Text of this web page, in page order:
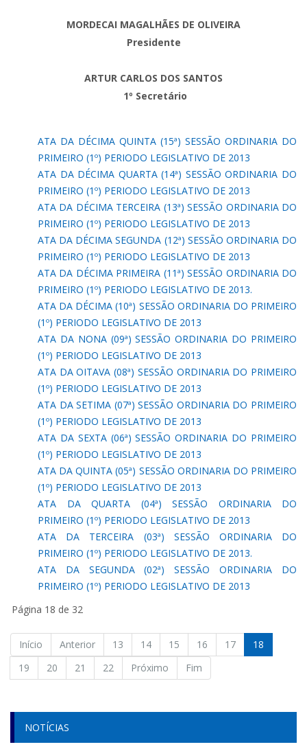
MORDECAI MAGALHÃES DE OLIVEIRA
Presidente
ARTUR CARLOS DOS SANTOS
1º Secretário
ATA DA DÉCIMA QUINTA (15ª) SESSÃO ORDINARIA DO
PRIMEIRO (1º) PERIODO LEGISLATIVO DE 2013
ATA DA DÉCIMA QUARTA (14ª) SESSÃO ORDINARIA DO
PRIMEIRO (1º) PERIODO LEGISLATIVO DE 2013
ATA DA DÉCIMA TERCEIRA (13ª) SESSÃO ORDINARIA DO
PRIMEIRO (1º) PERIODO LEGISLATIVO DE 2013
ATA DA DÉCIMA SEGUNDA (12ª) SESSÃO ORDINARIA DO
PRIMEIRO (1º) PERIODO LEGISLATIVO DE 2013
ATA DA DÉCIMA PRIMEIRA (11ª) SESSÃO ORDINARIA DO
PRIMEIRO (1º) PERIODO LEGISLATIVO DE 2013.
ATA DA DÉCIMA (10ª) SESSÃO ORDINARIA DO PRIMEIRO
(1º) PERIODO LEGISLATIVO DE 2013
ATA DA NONA (09ª) SESSÃO ORDINARIA DO PRIMEIRO
(1º) PERIODO LEGISLATIVO DE 2013
ATA DA OITAVA (08ª) SESSÃO ORDINARIA DO PRIMEIRO
(1º) PERIODO LEGISLATIVO DE 2013
ATA DA SETIMA (07ª) SESSÃO ORDINARIA DO PRIMEIRO
(1º) PERIODO LEGISLATIVO DE 2013
ATA DA SEXTA (06ª) SESSÃO ORDINARIA DO PRIMEIRO
(1º) PERIODO LEGISLATIVO DE 2013
ATA DA QUINTA (05ª) SESSÃO ORDINARIA DO PRIMEIRO
(1º) PERIODO LEGISLATIVO DE 2013
ATA DA QUARTA (04ª) SESSÃO ORDINARIA DO
PRIMEIRO (1º) PERIODO LEGISLATIVO DE 2013
ATA DA TERCEIRA (03ª) SESSÃO ORDINARIA DO
PRIMEIRO (1º) PERIODO LEGISLATIVO DE 2013.
ATA DA SEGUNDA (02ª) SESSÃO ORDINARIA DO
PRIMEIRO (1º) PERIODO LEGISLATIVO DE 2013
Página 18 de 32
Início Anterior 13 14 15 16 17
18
19
20 21 22 Próximo Fim
NOTÍCIAS